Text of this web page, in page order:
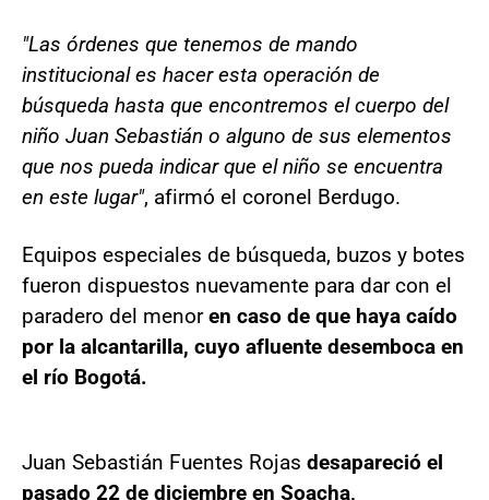
"Las órdenes que tenemos de mando
institucional es hacer esta operación de
búsqueda hasta que encontremos el cuerpo del
niño Juan Sebastián o alguno de sus elementos
que nos pueda indicar que el niño se encuentra
en este lugar", afirmó el coronel Berdugo.
Equipos especiales de búsqueda, buzos y botes
fueron dispuestos nuevamente para dar con el
paradero del menoren caso de que haya caído
por la alcantarilla, cuyo afluente desemboca en
el río Bogotá.
Juan Sebastián Fuentes Rojas desapareció el
pasado 22 de diciembre en Soacha,